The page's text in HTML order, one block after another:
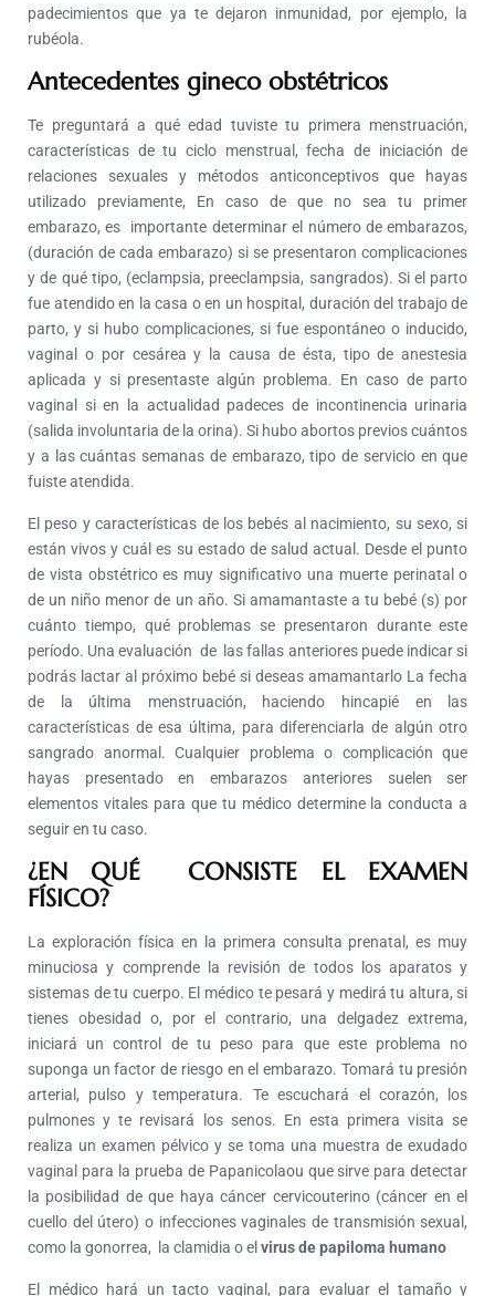
padecimientos que ya te dejaron inmunidad, por ejemplo, la
rubéola.
Antecedentes gineco obstétricos
Te preguntará a qué edad tuviste tu primera menstruación,
características de tu ciclo menstrual, fecha de iniciación de
relaciones sexuales y métodos anticonceptivos que hayas
utilizado previamente, En caso de que no sea tu primer
embarazo, es importante determinar el número de embarazos,
(duración de cada embarazo) si se presentaron complicaciones
y de qué tipo, (eclampsia, preeclampsia, sangrados). Si el parto
fue atendido en la casa o en un hospital, duración del trabajo de
parto, y si hubo complicaciones, si fue espontáneo o inducido,
vaginal o por cesárea y la causa de ésta, tipo de anestesia
aplicada y si presentaste algún problema. En caso de parto
vaginal si en la actualidad padeces de incontinencia urinaria
(salida involuntaria de la orina).Si hubo abortos previos cuántos
y a las cuántas semanas de embarazo, tipo de servicio en que
fuiste atendida.
El peso y características de los bebés al nacimiento, su sexo, si
están vivos y cuál es su estado de salud actual. Desde el punto
de vista obstétrico es muy significativo una muerte perinatal o
de un niño menor de un año. Si amamantaste a tu bebé (s) por
cuánto tiempo, qué problemas se presentaron durante este
período. Una evaluación de las fallas anteriores puede indicar si
podrás lactar al próximo bebé si deseas amamantarlo La fecha
de la última menstruación, haciendo hincapié en las
características de esa última, para diferenciarla de algún otro
sangrado anormal.Cualquier problema o complicación que
hayas presentado en embarazos anteriores suelen ser
elementos vitales para que tu médico determine la conducta a
seguir en tu caso.
¿EN QUÉ CONSISTE EL EXAMEN
FÍSICO?
La exploración física en la primera consulta prenatal, es muy
minuciosa y comprende la revisión de todos los aparatos y
sistemas de tu cuerpo. El médico te pesará y medirá tu altura, si
tienes obesidad o, por el contrario, una delgadez extrema,
iniciará un control de tu peso para que este problema no
suponga un factor de riesgo en el embarazo. Tomará tu presión
arterial, pulso y temperatura. Te escuchará el corazón, los
pulmones y te revisará los senos. En esta primera visita se
realiza un examen pélvico y se toma una muestra de exudado
vaginal para la prueba de Papanicolaou que sirve para detectar
la posibilidad de que haya cáncer cervicouterino (cáncer en el
cuello del útero) o infecciones vaginales de transmisión sexual,
como la gonorrea, la clamidia o el virus de papiloma humano
El médico hará un tacto vaginal, para evaluar el tamaño y